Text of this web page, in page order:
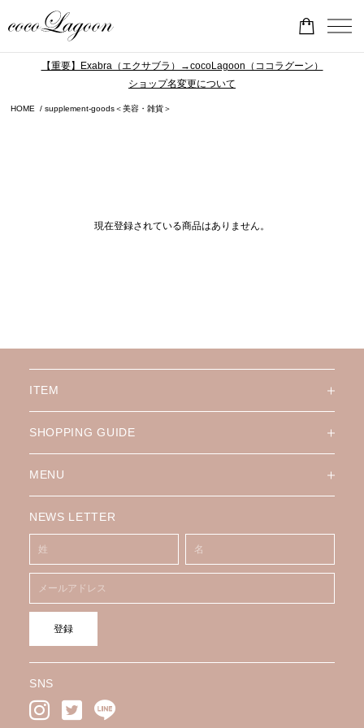
【重要】Exabra（エクサブラ）→cocoLagoon（ココラグーン）
ショップ名変更について
HOME supplement-goods＜美容・雑貨＞
現在登録されている商品はありません。
ITEM
SHOPPING GUIDE
MENU
NEWS LETTER
登録
SNS